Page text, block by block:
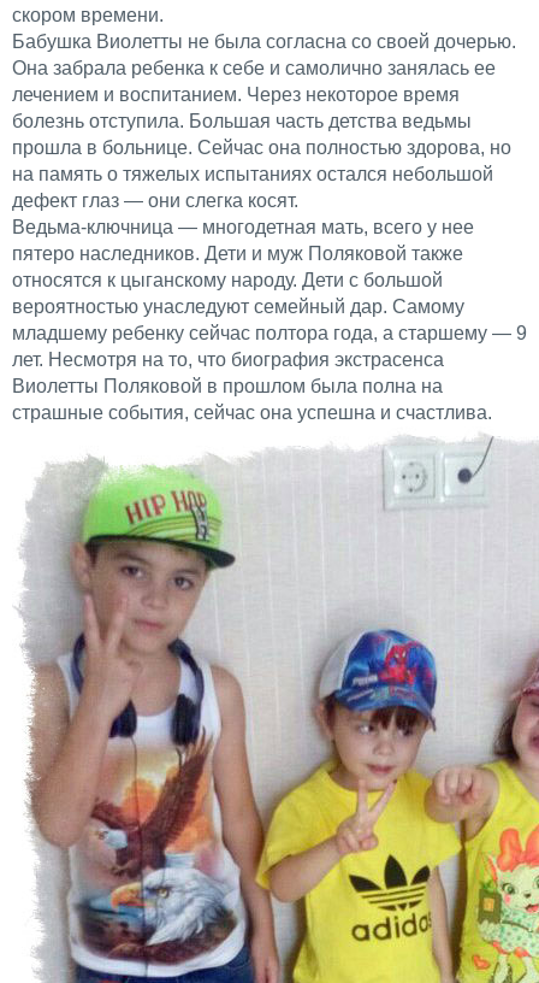
скором времени.
Бабушка Виолетты не была согласна со своей дочерью.
Она забрала ребенка к себе и самолично занялась ее
лечением и воспитанием. Через некоторое время
болезнь отступила. Большая часть детства ведьмы
прошла в больнице. Сейчас она полностью здорова, но
на память о тяжелых испытаниях остался небольшой
дефект глаз — они слегка косят.
Ведьма-ключница — многодетная мать, всего у нее
пятеро наследников. Дети и муж Поляковой также
относятся к цыганскому народу. Дети с большой
вероятностью унаследуют семейный дар. Самому
младшему ребенку сейчас полтора года, а старшему — 9
лет. Несмотря на то, что биография экстрасенса
Виолетты Поляковой в прошлом была полна на
страшные события, сейчас она успешна и счастлива.